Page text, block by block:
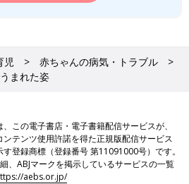
児
赤ちゃんの病気・トラブル
まれた姿
この電子書店・電子書籍配信サービスが、
ンテンツ使用許諾を得た正規版配信サービス
登録商標（登録番号 第11091000号）です。
、ABJマークを掲示しているサービスの一覧
aebs.or.jp/